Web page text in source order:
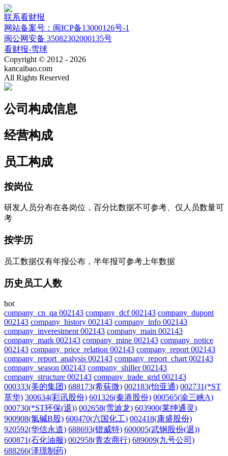
联系看财报
网站备案号：闽ICP备13000126号-1
闽公网安备 35082302000135号
看财报-雪球
Copyright © 2012 - 2026
kancaibao.com
All Rights Reserved
公司构成信息
经营构成
员工构成
按岗位
研发人员分布在各岗位，百分比数据不可参考、仅人员数量可
考
按学历
员工数据仅有年报公布，半年报可参考上年数据
历史员工人数
bot
company_cn_qa 002143 company_dcf 002143 company_dupont
002143 company_history 002143 company_info 002143
company_inverestment 002143 company_main 002143
company_mark 002143 company_mine 002143 company_notice
002143 company_price_relation 002143 company_report 002143
company_report_analysis 002143 company_report_chart 002143
company_season 002143 company_shiller 002143
company_structure 002143 company_trade_grid 002143
000333(美的集团) 688173(希荻微) 002183(怡亚通) 002731(*ST
萃华) 300634(彩讯股份) 601326(秦港股份) 000565(渝三峡A)
000730(*ST环保(退)) 002658(雪迪龙) 603900(莱绅通灵)
900908(氯碱B股) 600470(六国化工) 002418(康盛股份)
920592(华信永道) 688693(锴威特) 600005(武钢股份(退))
600871(石化油服) 002958(青农商行) 689009(九号公司)
688266(泽璟制药)